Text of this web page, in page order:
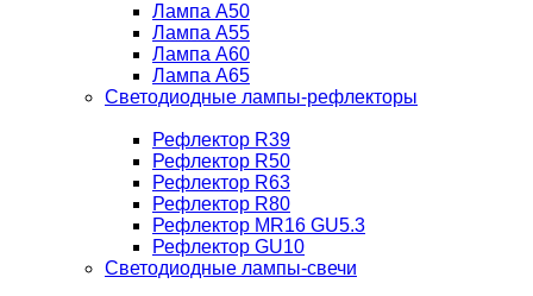
Лампа A50
Лампа A55
Лампа A60
Лампа A65
Светодиодные лампы-рефлекторы
Рефлектор R39
Рефлектор R50
Рефлектор R63
Рефлектор R80
Рефлектор MR16 GU5.3
Рефлектор GU10
Светодиодные лампы-свечи